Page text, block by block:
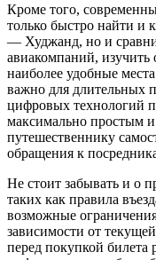
Кроме того,
только быстро найти и
— Худжанд, но и
авиакомпаний, изучить
наиболее удобные
важно для длительных
цифровых технологий
максимально простым
путешественнику
обращения к
Не стоит забывать и о
таких как правила
возможные
зависимости от
перед покупкой билета